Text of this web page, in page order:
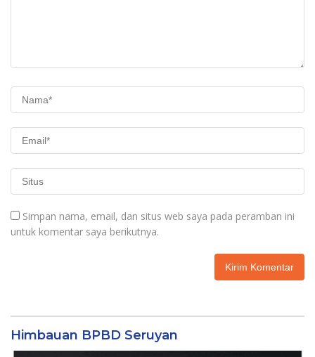
Simpan nama, email, dan situs web saya pada peramban ini
untuk komentar saya berikutnya.
Himbauan BPBD Seruyan